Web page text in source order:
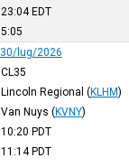
23:04EDT
5:05
30/lug/2026
CL35
Lincoln Regional (KLHM)
Van Nuys (KVNY)
10:20 PDT
11:14PDT